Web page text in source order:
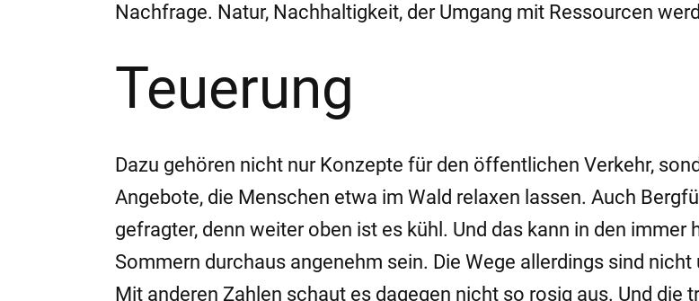
Nachfrage. Natur, Nachhaltigkeit, der Umgang mit Ressourcen
Teuerung
Dazu gehören nicht nur Konzepte für den öffentlichen Verkehr,
Angebote, die Menschen etwa im Wald relaxen lassen. Auch
gefragter, denn weiter oben ist es kühl. Und das kann in den immer
Sommern durchaus angenehm sein. Die Wege allerdings sind
Mit anderen Zahlen schaut es dagegen nicht so rosig aus. Und die